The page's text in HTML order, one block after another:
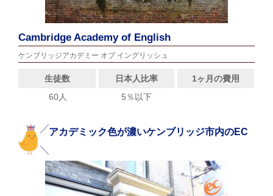
Cambridge Academy of English
ケンブリッジアカデミー オブ イングリッシュ
生徒数 日本人比率
1ヶ月の費用
60人
5％以下
アカデミック色が濃いケンブリッジ市内のEC